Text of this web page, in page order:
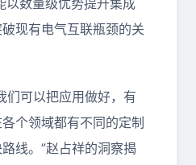
以数量级优势提升集成
现有电气互联瓶颈的关
们可以把应用做好，有
个领域都有不同的定制
线。”赵占祥的洞察揭